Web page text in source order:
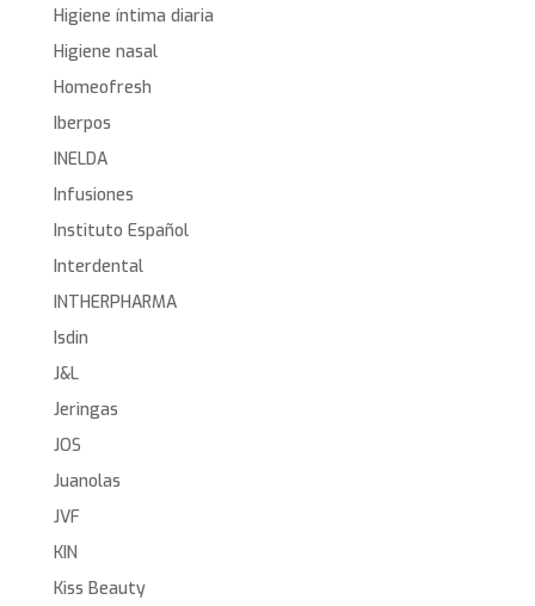
Higiene íntima diaria
Higiene nasal
Homeofresh
Iberpos
INELDA
Infusiones
Instituto Español
Interdental
INTHERPHARMA
Isdin
J&L
Jeringas
JOS
Juanolas
JVF
KIN
Kiss Beauty